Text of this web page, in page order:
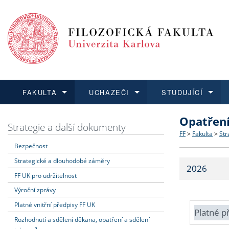
FAKULTA
Dozvědět se více
Struktura
Strategie
Fakultní
UCHAZEČI
Podat přihlášku
Co
Učitelské
STUDUJÍCÍ
Dozvědět se více
Dozvědět se více
O vědě a
Dozvědět se více
Aktuální
Strategie a další dokumenty
Bezpečnost
Strategické a dlouhodobé záměry
FF UK pro udržitelnost
Výroční zprávy
Platné vnitřní předpisy FF UK
Rozhodnutí a sdělení děkana, opatření a sdělení
FF > Fakulta >
2026
Platné